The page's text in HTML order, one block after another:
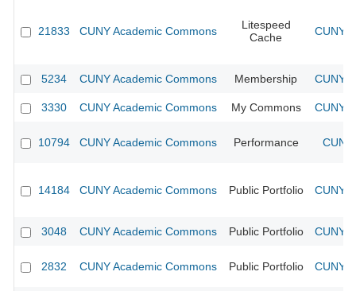
21833 CUNY Academic Commons
Litespeed
Cache
CUNY
5234 CUNY Academic Commons Membership CUNY
3330 CUNY Academic Commons My Commons CUNY
10794 CUNY Academic Commons Performance
14184 CUNY Academic Commons Public Portfolio CUNY
3048 CUNY Academic Commons Public Portfolio CUNY
2832 CUNY Academic Commons Public Portfolio CUNY